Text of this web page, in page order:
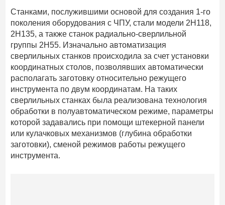
Станками, послужившими основой для создания 1-го
поколения оборудования с ЧПУ, стали модели 2Н118,
2Н135, а также станок радиально-сверлильной
группы 2Н55. Изначально автоматизация
сверлильных станков происходила за счет установки
координатных столов, позволявших автоматически
располагать заготовку относительно режущего
инструмента по двум координатам. На таких
сверлильных станках была реализована технология
обработки в полуавтоматическом режиме, параметры
которой задавались при помощи штекерной панели
или кулачковых механизмов (глубина обработки
заготовки), сменой режимов работы режущего
инструмента.